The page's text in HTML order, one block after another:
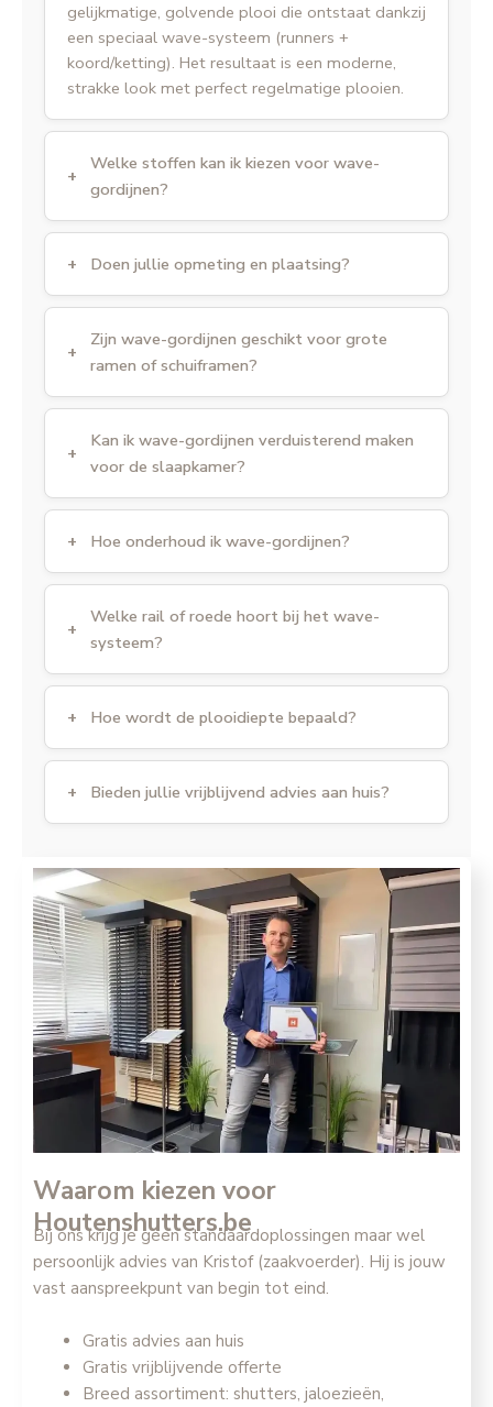
gelijkmatige, golvende plooi die ontstaat dankzij
een speciaal wave-systeem (runners +
koord/ketting). Het resultaat is een moderne,
strakke look met perfect regelmatige plooien.
Welke stoffen kan ik kiezen voor wave-
gordijnen?
Doen jullie opmeting en plaatsing?
Zijn wave-gordijnen geschikt voor grote
ramen of schuiframen?
Kan ik wave-gordijnen verduisterend maken
voor de slaapkamer?
Hoe onderhoud ik wave-gordijnen?
Welke rail of roede hoort bij het wave-
systeem?
Hoe wordt de plooidiepte bepaald?
Bieden jullie vrijblijvend advies aan huis?
Waarom kiezen voor
Houtenshutters.be
Bij ons krijg je geen standaardoplossingen maar wel
persoonlijk advies van Kristof (zaakvoerder). Hij is jouw
vast aanspreekpunt van begin tot eind.
Gratis advies aan huis
Gratis vrijblijvende offerte
Breed assortiment: shutters, jaloezieën,